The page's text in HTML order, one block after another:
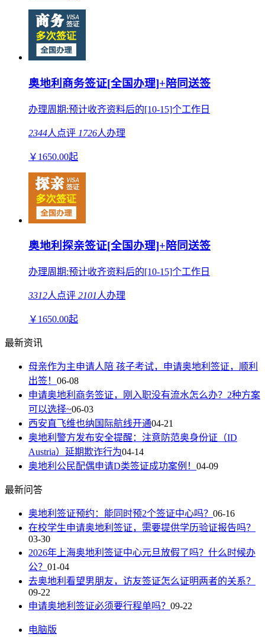
奥地利商务签证[全国办理]+陪同送签
办理周期:预计收齐资料后的[10-15]个工作日
2344人点评 1726人办理
￥ 1650.00起
奥地利探亲签证[全国办理]+陪同送签
办理周期:预计收齐资料后的[10-15]个工作日
3312人点评 2101 人办理
￥ 1650.00起
最新资讯
母亲作为主申请人陪 孩子考试，申请奥地利签证，顺利
出签！ 06-08
申请奥地利商务签证，刚入职没有流水怎么办？2种方案
可以选择~06-03
西安直飞维也纳国际航线开通04-21
奥地利警方发布安全提醒：注意防范奥身份证（ID
Austria）延期欺诈行为04-14
奥地利公民配偶申请D类签证成功案例！ 04-09
最新问答
奥地利签证预约：能同时预2个签证中心吗？ 06-16
在校学生申请奥地利签证，需要提供学历验证报告吗？
03-30
2026年上海奥地利签证中心元旦放假了吗？什么时候办
公？ 01-04
去奥地利看望男朋友，访友签证怎么证明两者的关系？
09-22
申请奥地利签证必须要行程单吗？ 09-22
电脑版